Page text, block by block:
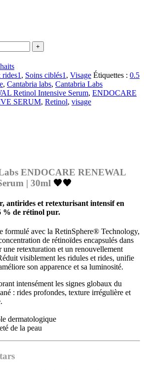
, Soins ciblés1 , Visage Étiquettes : 0.5
, Cantabria labs, Cantabria Labs
Retinol Intensive Serum, ENDOCARE
SERUM, Retinol, visage
ENDOCARE RENEWAL
| 30ml 🖤🖤
antirides et retexturisant intensif en
% de rétinol pur.
formulé avec la RetinSphere® Technology,
de rétinoïdes encapsulés dans
une retexturation et un renouvellement
visiblement les ridules et rides, unifie
son apparence et sa luminosité.
intensément les signes globaux du
: rides profondes, texture irrégulière et
dermatologique
de la peau